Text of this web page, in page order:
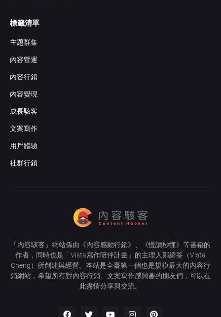
標籤清單
主題群集
內容營運
內容行銷
內容變現
成長駭客
文案寫作
用戶體驗
社群行銷
「 內容駭客 」網站係由《內容感動行銷》、《慢讀秒懂》等書籍的
作者，同時也是「 Vista寫作陪伴計畫 」的主理人鄭緯筌 （Vista
Cheng）所創建與經營。本站是全臺第一個也是規模最大的內容行
銷網站，希望所有對內容行銷、文案寫作感興趣的朋友們，可以在
此盡情分享與交流。